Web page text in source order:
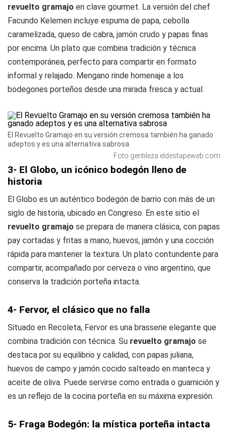
revuelto gramajo en clave gourmet. La versión del chef
Facundo Kelemen incluye espuma de papa, cebolla
caramelizada, queso de cabra, jamón crudo y papas finas
por encima. Un plato que combina tradición y técnica
contemporánea, perfecto para compartir en formato
informal y relajado. Mengano rinde homenaje a los
bodegones porteños desde una mirada fresca y actual.
El Revuelto Gramajo en su versión cremosa también ha ganado
adeptos y es una alternativa sabrosa
Foto gentileza eldestapeweb.com
3- El Globo, un icónico bodegón lleno de
historia
El Globo es un auténtico bodegón de barrio con más de un
siglo de historia, ubicado en Congreso. En este sitio el
revuelto gramajo se prepara de manera clásica, con papas
pay cortadas y fritas a mano, huevos, jamón y una cocción
rápida para mantener la textura. Un plato contundente para
compartir, acompañado por cerveza o vino argentino, que
conserva la tradición porteña intacta.
4- Fervor, el clásico que no falla
Situado en Recoleta, Fervor es una brasserie elegante que
combina tradición con técnica. Su revuelto gramajo se
destaca por su equilibrio y calidad, con papas juliana,
huevos de campo y jamón cocido salteado en manteca y
aceite de oliva. Puede servirse como entrada o guarnición y
es un reflejo de la cocina porteña en su máxima expresión.
5- Fraga Bodegón: la mística porteña intacta